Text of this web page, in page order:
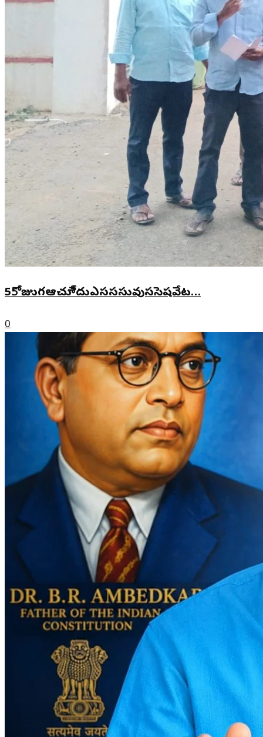
55ోజుుగఆచూీేదుఎసససువుససెషవేట…
0